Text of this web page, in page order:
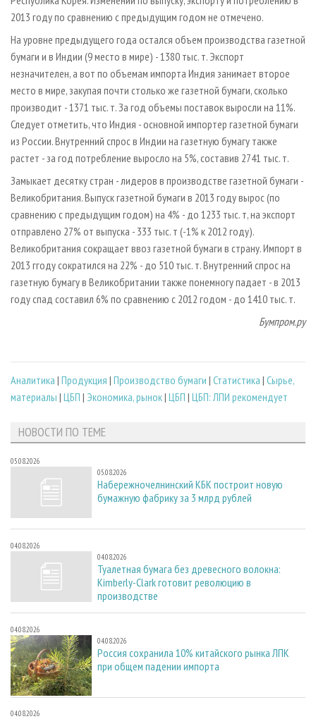
2013 году по сравнению с предыдущим годом не отмечено.
На уровне предыдущего года остался объем производства газетной
бумаги и в Индии (9 место в мире) - 1380 тыс. т. Экспорт
незначителен, а вот по объемам импорта Индия занимает второе
место в мире, закупая почти столько же газетной бумаги, сколько
производит - 1371 тыс. т. За год объемы поставок выросли на 11%.
Следует отметить, что Индия - основной импортер газетной бумаги
из России. Внутренний спрос в Индии на газетную бумагу также
растет - за год потребление выросло на 5%, составив 2741 тыс. т.
Замыкает десятку стран - лидеров в производстве газетной бумаги -
Великобритания. Выпуск газетной бумаги в 2013 году вырос (по
сравнению с предыдущим годом) на 4% - до 1233 тыс. т, на экспорт
отправлено 27% от выпуска - 333 тыс. т (-1% к 2012 году).
Великобритания сокращает ввоз газетной бумаги в страну. Импорт в
2013 ггоду сократился на 22% - до 510 тыс. т. Внутренний спрос на
газетную бумагу в Великобритании также понемногу падает - в 2013
году спад составил 6% по сравнению с 2012 годом - до 1410 тыс. т.
Бумпром.ру
Аналитика | Продукция | Производство бумаги | Статистика | Сырье,
материалы | ЦБП | Экономика, рынок| ЦБП | ЦБП: ЛПИ рекомендует
НОВОСТИ ПО ТЕМЕ
05.08.2026
05.08.2026
Набережночелнинский КБК построит новую
бумажную фабрику за 3 млрд рублей
04.08.2026
04.08.2026
Туалетная бумага без древесного волокна:
Kimberly-Clark готовит революцию в
производстве
04.08.2026
04.08.2026
Россия сохранила 10% китайского рынка ЛПК
при общем падении импорта
04.08.2026